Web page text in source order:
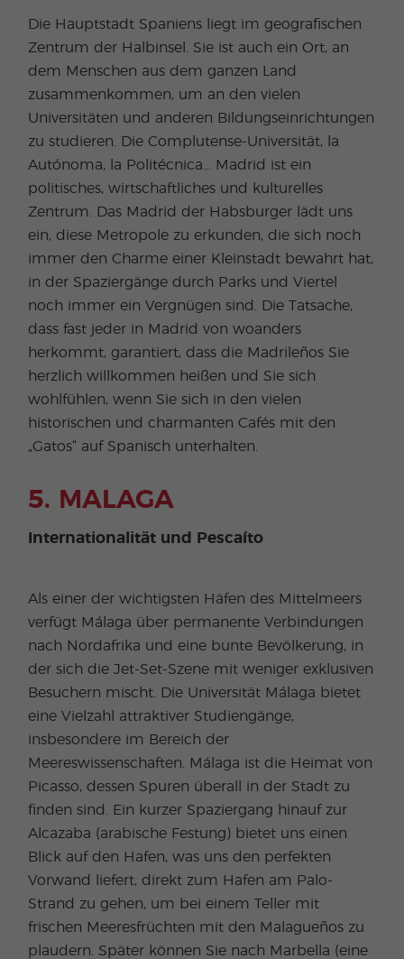
Die Hauptstadt Spaniens liegt im geografischen
Zentrum der Halbinsel. Sie ist auch ein Ort, an
dem Menschen aus dem ganzen Land
zusammenkommen, um an den vielen
Universitäten und anderen Bildungseinrichtungen
zu studieren. Die Complutense-Universität, la
Autónoma, la Politécnica... Madrid ist ein
politisches, wirtschaftliches und kulturelles
Zentrum. Das Madrid der Habsburger lädt uns
ein, diese Metropole zu erkunden, die sich noch
immer den Charme einer Kleinstadt bewahrt hat,
in der Spaziergänge durch Parks und Viertel
noch immer ein Vergnügen sind. Die Tatsache,
dass fast jeder in Madrid von woanders
herkommt, garantiert, dass die Madrileños Sie
herzlich willkommen heißen und Sie sich
wohlfühlen, wenn Sie sich in den vielen
historischen und charmanten Cafés mit den
„Gatos“ auf Spanisch unterhalten.
5. MALAGA
Internationalität und Pescaíto
Als einer der wichtigsten Häfen des Mittelmeers
verfügt Málaga über permanente Verbindungen
nach Nordafrika und eine bunte Bevölkerung, in
der sich die Jet-Set-Szene mit weniger exklusiven
Besuchern mischt. Die Universität Málaga bietet
eine Vielzahl attraktiver Studiengänge,
insbesondere im Bereich der
Meereswissenschaften. Málaga ist die Heimat von
Picasso, dessen Spuren überall in der Stadt zu
finden sind. Ein kurzer Spaziergang hinauf zur
Alcazaba (arabische Festung) bietet uns einen
Blick auf den Hafen, was uns den perfekten
Vorwand liefert, direkt zum Hafen am Palo-
Strand zu gehen, um bei einem Teller mit
frischen Meeresfrüchten mit den Malagueños zu
plaudern. Später können Sie nach Marbella (eine